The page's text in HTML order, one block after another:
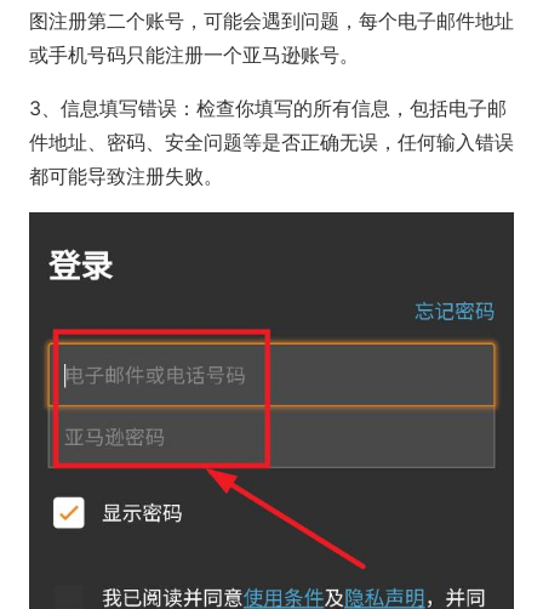
图注册第二个账号，可能会遇到问题，每个电子邮件地址
或手机号码只能注册一个亚马逊账号。
3、信息填写错误：检查你填写的所有信息，包括电子邮
件地址、密码、安全问题等是否正确无误，任何输入错误
都可能导致注册失败。